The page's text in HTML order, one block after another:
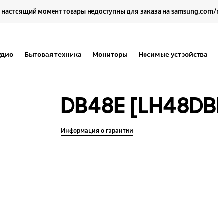
настоящий момент товары недоступны для заказа на samsung.com/
Бытовая техника Мониторы Носимые устройства
DB48E
Информация о гарантии